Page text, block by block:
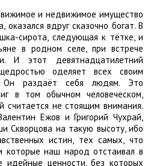
и недвижимое имущество
оказался вдруг сказочно богат. В
сирота, следующая к тётке, и
в родном селе, при встрече
И этот девятнадцатилетний
оделяет всех своим
Он раздаёт себя людям. Это
в том обычном человеческом,
считается не стоящим внимания.
Ежов и Григорий Чухрай,
Скворцова на такую высоту, ибо
истин, тех самых, что
которые наш народ отстаивал в
идейные ценности, без которых